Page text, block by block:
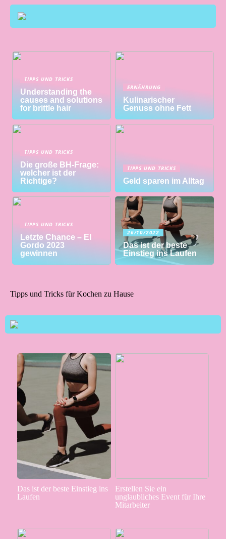
TIPPS UND TRICKS
Understanding the
causes and solutions
for brittle hair
ERNÄHRUNG
Kulinarischer
Genuss ohne Fett
TIPPS UND TRICKS
Die große BH-Frage:
welcher ist der
Richtige?
TIPPS UND TRICKS
Geld sparen im Alltag
TIPPS UND TRICKS
Letzte Chance – El
Gordo 2023
gewinnen
26/10/2022
Das ist der beste
Einstieg ins Laufen
Tipps und Tricks für Kochen zu Hause
Das ist der beste Einstieg ins
Laufen
Erstellen Sie ein
unglaubliches Event für Ihre
Mitarbeiter